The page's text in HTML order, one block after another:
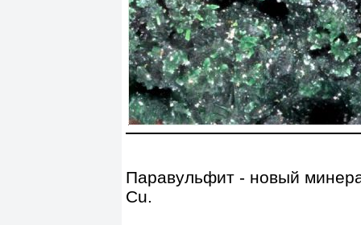
Паравульфит - новый
Cu.